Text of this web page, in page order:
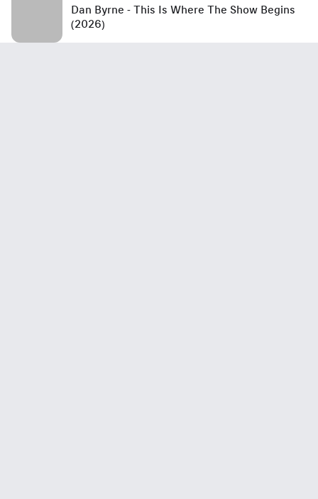
Dan Byrne - This Is Where The Show Begins
(2026)